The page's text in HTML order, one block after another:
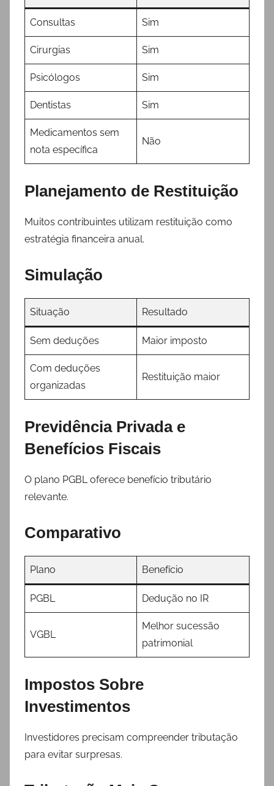
Consultas Sim
Cirurgias Sim
Psicólogos Sim
Dentistas Sim
Medicamentos sem
nota específica
Não
Planejamento de Restituição
Muitos contribuintes utilizam restituição como
estratégia financeira anual.
Simulação
Situação Resultado
Sem deduções Maior imposto
Com deduções
organizadas
Restituição maior
Previdência Privada e
Benefícios Fiscais
O plano PGBL oferece benefício tributário
relevante.
Comparativo
Plano Benefício
PGBL Dedução no IR
VGBL
Melhor sucessão
patrimonial
Impostos Sobre
Investimentos
Investidores precisam compreender tributação
para evitar surpresas.